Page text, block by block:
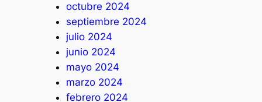
octubre 2024
septiembre 2024
julio 2024
junio 2024
mayo 2024
marzo 2024
febrero 2024